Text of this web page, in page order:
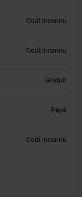
Coût inconnu
Coût inconnu
Gratuit
Payé
Coût inconnu